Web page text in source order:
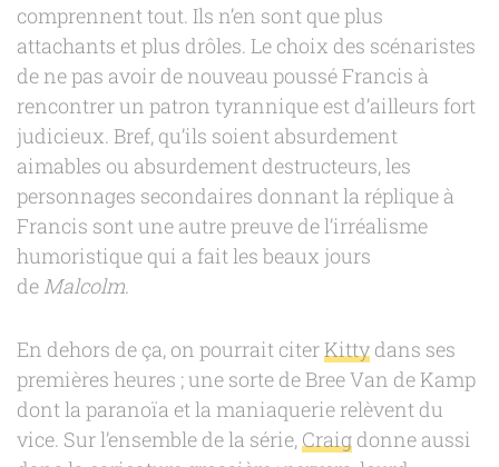
comprennent tout. Ils n’en sont que plus
attachants et plus drôles. Le choix des scénaristes
de ne pas avoir de nouveau poussé Francis à
rencontrer un patron tyrannique est d’ailleurs fort
judicieux. Bref, qu’ils soient absurdement
aimables ou absurdement destructeurs, les
personnages secondaires donnant la réplique à
Francis sont une autre preuve de l’irréalisme
humoristique qui a fait les beaux jours
de Malcolm.
En dehors de ça, on pourrait citerKitty dans ses
premières heures ; une sorte de Bree Van de Kamp
dont la paranoïa et la maniaquerie relèvent du
vice. Sur l’ensemble de la série, Craig donne aussi